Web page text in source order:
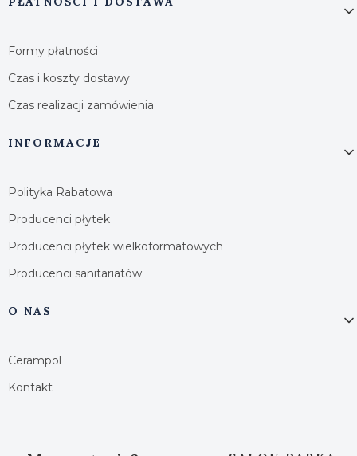
Formy płatności
Czas i koszty dostawy
Czas realizacji zamówienia
INFORMACJE
Polityka Rabatowa
Producenci płytek
Producenci płytek wielkoformatowych
Producenci sanitariatów
O NAS
Cerampol
Kontakt